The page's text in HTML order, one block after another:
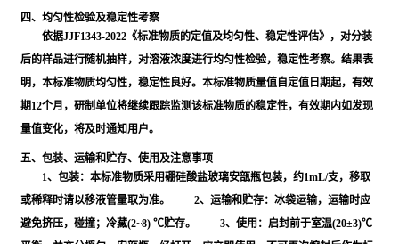
四、均匀性检验及稳定性考察
依据JJF1343-2022《标准物质的定值及均匀性、稳定性评估》，对分装
后的样品进行随机抽样，对溶液浓度进行均匀性检验，稳定性考察。结果表
明，本标准物质均匀性，稳定性良好。本标准物质量值自定值日期起，有效
期12个月，研制单位将继续跟踪监测该标准物质的稳定性，有效期内如发现
量值变化，将及时通知用户。
五、包装、运输和贮存、使用及注意事项
1、包装：本标准物质采用硼硅酸盐玻璃安瓿瓶包装，约1mL/支，移取
或稀释时请以移液管量取为准。 2、运输和贮存：冰袋运输，运输时应
避免挤压，碰撞；冷藏(2~8) ℃贮存。 3、使用：启封前于室温(20±3)℃